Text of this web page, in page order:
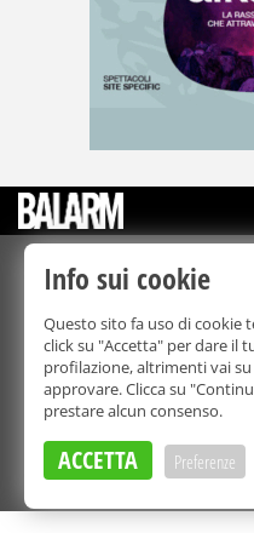
Bmedia Srl
La riproduzione totale o
forma, su
Balarm.it è una testata
Tribunale di
Direttore
Privacy e
Info sui cookie
Questo sito fa uso di cookie
click su "Accetta" per dare il
profilazione, altrimenti vai
approvare. Clicca su
prestare alcun consenso.
ACCETTA Preferenze